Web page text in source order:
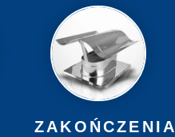
ZAKOŃCZENIA